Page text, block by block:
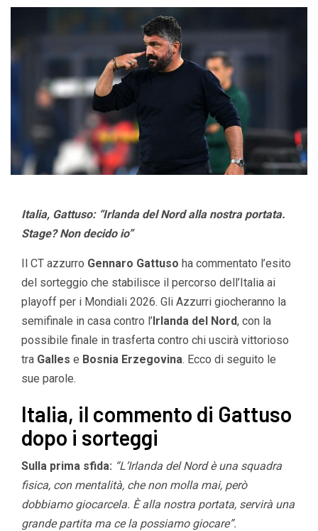
Italia, Gattuso: “Irlanda del Nord alla nostra portata.
Stage? Non decido io”
Il CT azzurro Gennaro Gattuso ha commentato l’esito
del sorteggio che stabilisce il percorso dell’Italia ai
playoff per i Mondiali 2026. Gli Azzurri giocheranno la
semifinale in casa contro l’Irlanda del Nord, con la
possibile finale in trasferta contro chi uscirà vittorioso
tra Galles e Bosnia Erzegovina. Ecco di seguito le
sue parole.
Italia, il commento di Gattuso
dopo i sorteggi
Sulla prima sfida: “L’Irlanda del Nord è una squadra
fisica, con mentalità, che non molla mai, però
dobbiamo giocarcela. È alla nostra portata, servirà una
grande partita ma ce la possiamo giocare”.